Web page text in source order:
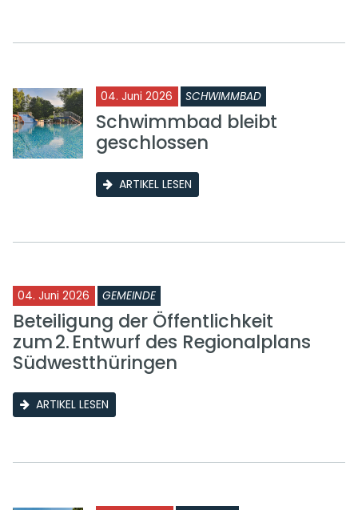
04. Juni 2026 SCHWIMMBAD
Schwimmbad bleibt
geschlossen
ARTIKEL LESEN
04. Juni 2026 GEMEINDE
Beteiligung der Öffentlichkeit
zum 2. Entwurf des Regionalplans
Südwestthüringen
ARTIKEL LESEN